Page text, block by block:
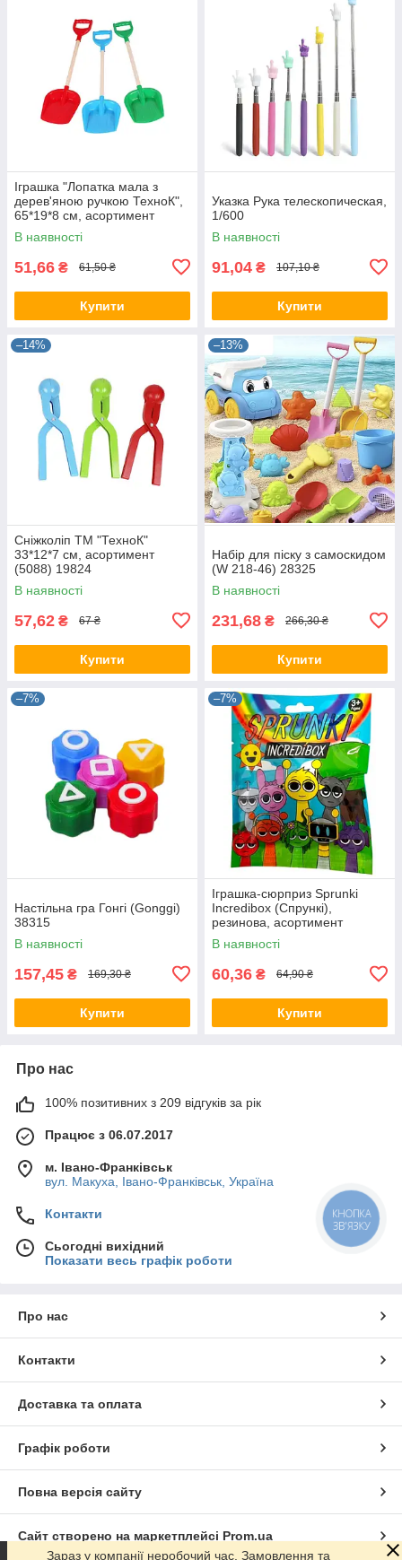
Іграшка "Лопатка мала з
дерев'яною ручкою ТехноК",
65*19*8 см, асортимент
(2896) 38315
В наявності
51,66 ₴ 61,50 ₴
Купити
Указка Рука телескопическая,
1/600
В наявності
91,04 ₴ 107,10 ₴
Купити
–14%
Сніжколіп ТМ "ТехноК"
33*12*7 см, асортимент
(5088) 19824
В наявності
57,62 ₴ 67 ₴
Купити
–13%
Набір для піску з самоскидом
(W 218-46) 28325
В наявності
231,68 ₴ 266,30 ₴
Купити
–7%
Настільна гра Гонгі (Gonggi)
38315
В наявності
157,45 ₴ 169,30 ₴
Купити
–7%
Іграшка-сюрприз Sprunki
Incredibox (Спрункі),
резинова, асортимент
(99254)
В наявності
60,36 ₴ 64,90 ₴
Купити
Про нас
100% позитивних з 209 відгуків за рік
Працює з 06.07.2017
м. Івано-Франківськ
вул. Макуха, Івано-Франківськ, Україна
Контакти
Сьогодні вихідний
Показати весь графік роботи
Про нас
Контакти
Доставка та оплата
Графік роботи
Повна версія сайту
Сайт створено на маркетплейсі Prom.ua
Зараз у компанії неробочий час. Замовлення та
КНОПКА
ЗВ'ЯЗКУ